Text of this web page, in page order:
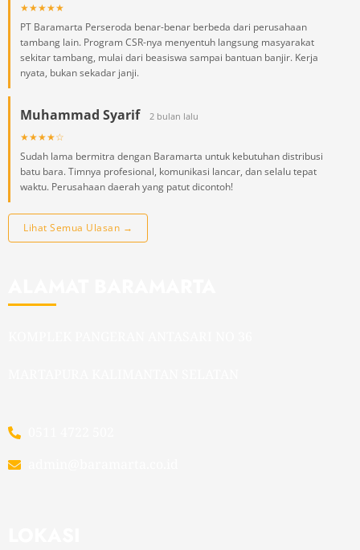
★★★★★
PT Baramarta Perseroda benar-benar berbeda dari perusahaan
tambang lain. Program CSR-nya menyentuh langsung masyarakat
sekitar tambang, mulai dari beasiswa sampai bantuan banjir. Kerja
nyata, bukan sekadar janji.
Muhammad Syarif 2 bulan lalu
★★★★☆
Sudah lama bermitra dengan Baramarta untuk kebutuhan distribusi
batu bara. Timnya profesional, komunikasi lancar, dan selalu tepat
waktu. Perusahaan daerah yang patut dicontoh!
Lihat Semua Ulasan →